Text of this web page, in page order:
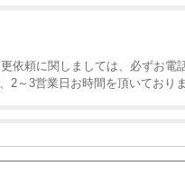
依頼に関しましては、必ずお電
2～3営業日お時間を頂いており